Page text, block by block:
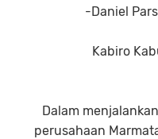
-Daniel
Kabiro
Dalam
perusahaan